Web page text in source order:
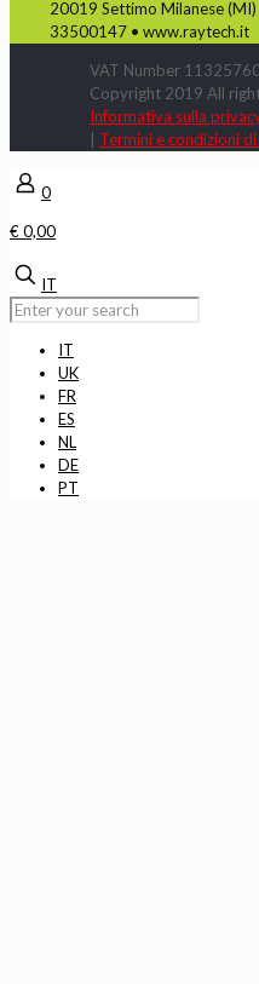
20019 Settimo Milanese
33500147 • www.raytech.it
VAT Number
Copyright 2019 All
Informativa sulla
Termini e condizioni
0
€ 0,00
IT
IT
UK
FR
ES
NL
DE
PT